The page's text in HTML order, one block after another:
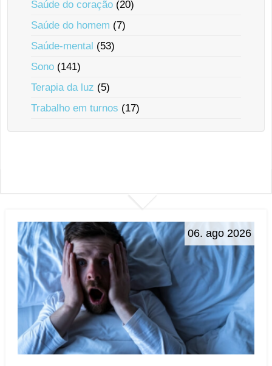
Saúde do coração (20)
Saúde do homem (7)
Saúde-mental (53)
Sono (141)
Terapia da luz (5)
Trabalho em turnos (17)
06. ago 2026